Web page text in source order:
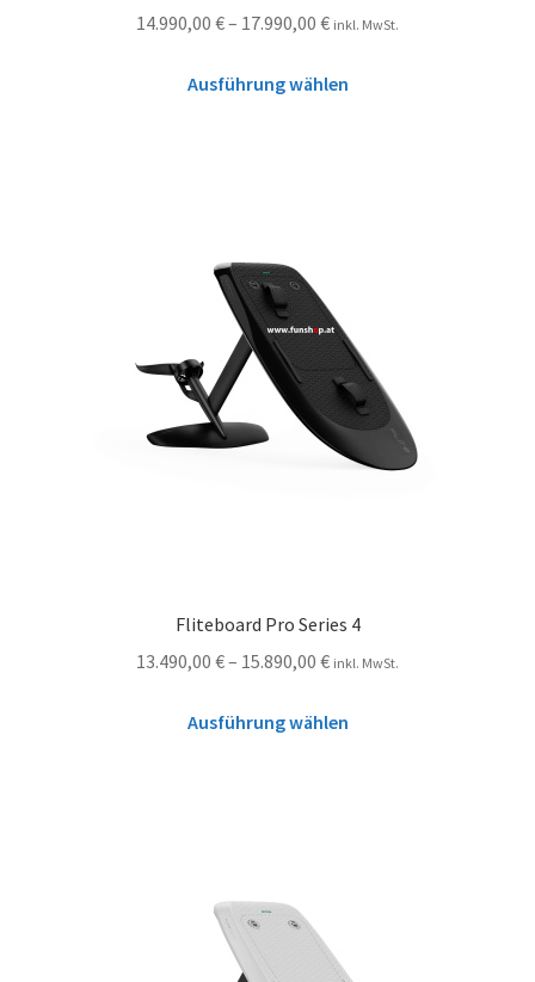
14.990,00 €– 17.990,00 € inkl. MwSt.
Ausführung wählen
Fliteboard Pro Series 4
13.490,00 €– 15.890,00 € inkl. MwSt.
Ausführung wählen